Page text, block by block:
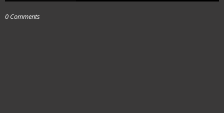
0 Comments